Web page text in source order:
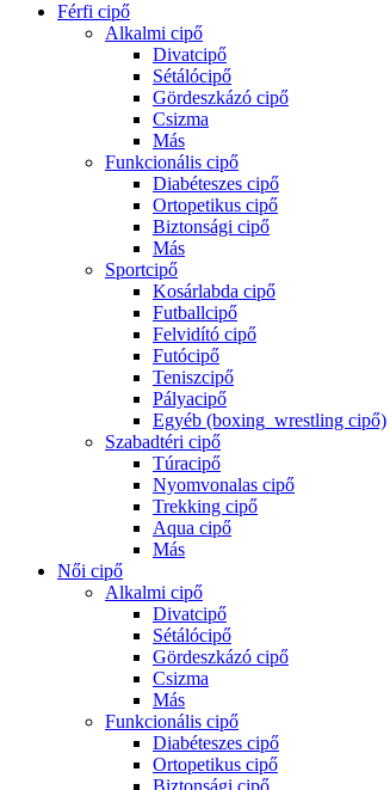
Férfi cipő
Alkalmi cipő
Divatcipő
Sétálócipő
Gördeszkázó cipő
Csizma
Más
Funkcionális cipő
Diabéteszes cipő
Ortopetikus cipő
Biztonsági cipő
Más
Sportcipő
Kosárlabda cipő
Futballcipő
Felvidító cipő
Futócipő
Teniszcipő
Pályacipő
Egyéb (boxing_wrestling cipő)
Szabadtéri cipő
Túracipő
Nyomvonalas cipő
Trekking cipő
Aqua cipő
Más
Női cipő
Alkalmi cipő
Divatcipő
Sétálócipő
Gördeszkázó cipő
Csizma
Más
Funkcionális cipő
Diabéteszes cipő
Ortopetikus cipő